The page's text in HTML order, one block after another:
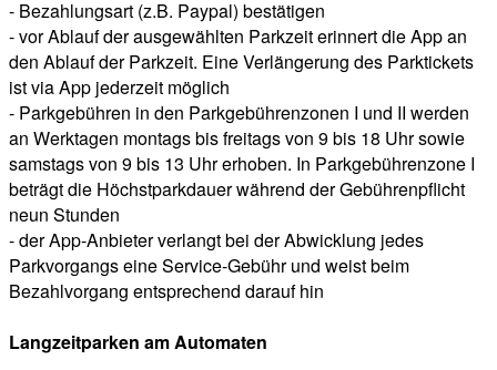
- Bezahlungsart (z.B. Paypal) bestätigen
- vor Ablauf der ausgewählten Parkzeit erinnert die App an
den Ablauf der Parkzeit. Eine Verlängerung des Parktickets
ist via App jederzeit möglich
- Parkgebühren in den Parkgebührenzonen I und II werden
an Werktagen montags bis freitags von 9 bis 18 Uhr sowie
samstags von 9 bis 13 Uhr erhoben. In Parkgebührenzone I
beträgt die Höchstparkdauer während der Gebührenpflicht
neun Stunden
- der App-Anbieter verlangt bei der Abwicklung jedes
Parkvorgangs eine Service-Gebühr und weist beim
Bezahlvorgang entsprechend darauf hin
Langzeitparken am Automaten